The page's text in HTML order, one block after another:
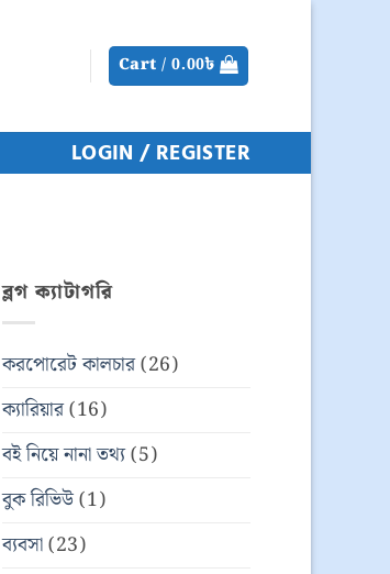
Cart / 0.00৳
LOGIN / REGISTER
ব্লগ ক্যাটাগরি
করপোরেট কালচার(26)
ক্যারিয়ার(16)
বই নিয়ে নানা তথ্য(5)
বুক রিভিউ(1)
ব্যবসা(23)